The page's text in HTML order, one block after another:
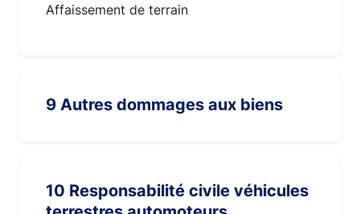
Affaissement de terrain
9 Autres dommages aux biens
10 Responsabilité civile véhicules